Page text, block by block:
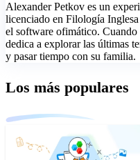
Alexander Petkov es un
licenciado en Filología
el software ofimático. Cuando
dedica a explorar las últimas
y pasar tiempo con su familia.
Los más populares